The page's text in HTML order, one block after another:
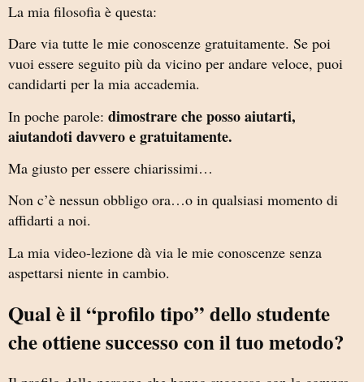
La mia filosofia è questa:
Dare via tutte le mie conoscenze gratuitamente. Se poi
vuoi essere seguito più da vicino per andare veloce, puoi
candidarti per la mia accademia.
In poche parole: dimostrare che posso aiutarti,
aiutandoti davvero e gratuitamente.
Ma giusto per essere chiarissimi…
Non c’è nessun obbligo ora…o in qualsiasi momento di
affidarti a noi.
La mia video-lezione dà via le mie conoscenze senza
aspettarsi niente in cambio.
Qual è il “profilo tipo” dello studente
che ottiene successo con il tuo metodo?